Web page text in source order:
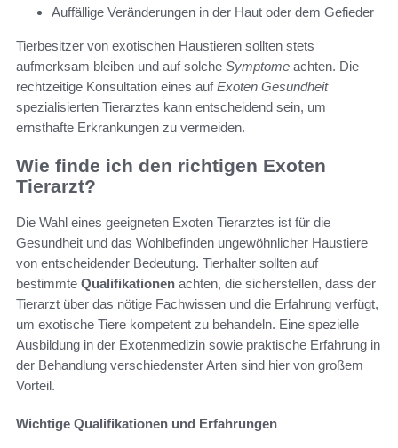
Auffällige Veränderungen in der Haut oder dem Gefieder
Tierbesitzer von exotischen Haustieren sollten stets
aufmerksam bleiben und auf solche Symptome achten. Die
rechtzeitige Konsultation eines aufExoten Gesundheit
spezialisierten Tierarztes kann entscheidend sein, um
ernsthafte Erkrankungen zu vermeiden.
Wie finde ich den richtigen Exoten
Tierarzt?
Die Wahl eines geeigneten Exoten Tierarztes ist für die
Gesundheit und das Wohlbefinden ungewöhnlicher Haustiere
von entscheidender Bedeutung. Tierhalter sollten auf
bestimmte Qualifikationen achten, die sicherstellen, dass der
Tierarzt über das nötige Fachwissen und die Erfahrung verfügt,
um exotische Tiere kompetent zu behandeln. Eine spezielle
Ausbildung in der Exotenmedizin sowie praktische Erfahrung in
der Behandlung verschiedenster Arten sind hier von großem
Vorteil.
Wichtige Qualifikationen und Erfahrungen